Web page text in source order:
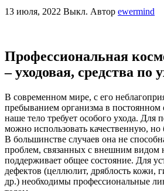
13 июля, 2022 Выкл. Автор ewermind
Профессиональная
– уходовая, средства по
В современном мире, с его
пребыванием организма в постоянном
наше тело требует особого ухода. Для
можно использовать качественную,
В большинстве случаев она не
проблем, связанных с внешним видом
поддерживает общее состояние. Для
дефектов (целлюлит, дряблость кожи,
др.) необходимы профессиональные